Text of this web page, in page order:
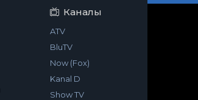
Каналы
ATV
BluTV
Now (Fox)
Kanal D
Show TV